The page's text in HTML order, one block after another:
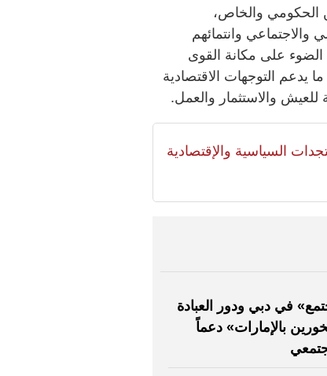
الحكومي والخاص،
والاجتماعي وانتمائهم
على مكانة القوى
يدعم التوجهات الاقتصادية
للعيش والاستثمار والعمل.
السياسية والإقتصادية
في دبي ودور العبادة
بالإمارات» دعماً